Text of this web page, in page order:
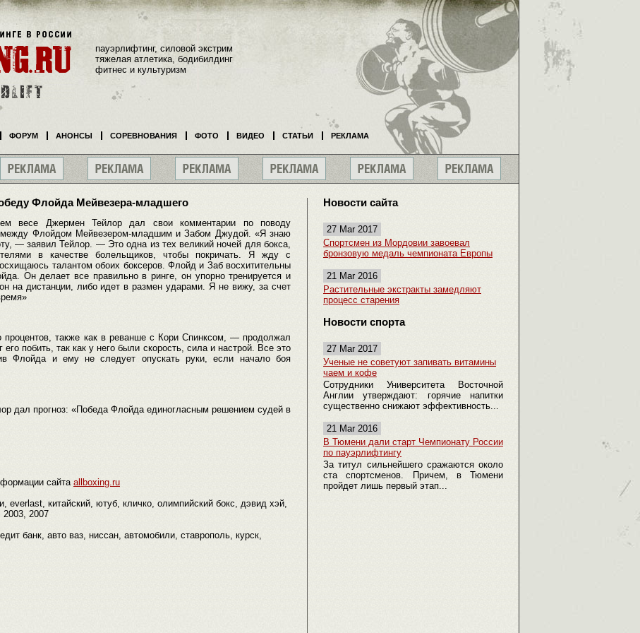
Флойда Мейвезера-младшего
весе Джермен Тейлор дал свои комментарии по поводу
между Флойдом Мейвезером-младшим и Забом Джудой. «Я знаю
— заявил Тейлор. — Это одна из тех великий ночей для бокса,
в качестве болельщиков, чтобы покричать. Я жду с
талантом обоих боксеров. Флойд и Заб восхитительны
Он делает все правильно в ринге, он упорно тренируется и
на дистанции, либо идет в размен ударами. Я не вижу, за счет
также как в реванше с Кори Спинксом, — продолжал
побить, так как у него были скорость, сила и настрой. Все это
Флойда и ему не следует опускать руки, если начало боя
дал прогноз: «Победа Флойда единогласным решением судей в
сайта allboxing.ru
everlast, китайский, ютуб, кличко, олимпийский бокс, дэвид хэй,
2003, 2007
банк, авто ваз, ниссан, автомобили, ставрополь, курск,
Новости сайта
27 Mar 2017
Спортсмен из Мордовии завоевал
бронзовую медаль чемпионата Европы
21 Mar 2016
Растительные экстракты замедляют
процесс старения
Новости спорта
27 Mar 2017
Ученые не советуют запивать витамины
чаем и кофе
Сотрудники Университета Восточной
Англии утверждают: горячие напитки
существенно снижают эффективность...
21 Mar 2016
В Тюмени дали старт Чемпионату России
по пауэрлифтингу
За титул сильнейшего сражаются около
ста спортсменов. Причем, в Тюмени
пройдет лишь первый этап...
пауэрлифтинг, силовой экстрим
тяжелая атлетика, бодибилдинг
фитнес и культуризм
ФОРУМ АНОНСЫ СОРЕВНОВАНИЯ ФОТО ВИДЕО СТАТЬИ РЕКЛАМА